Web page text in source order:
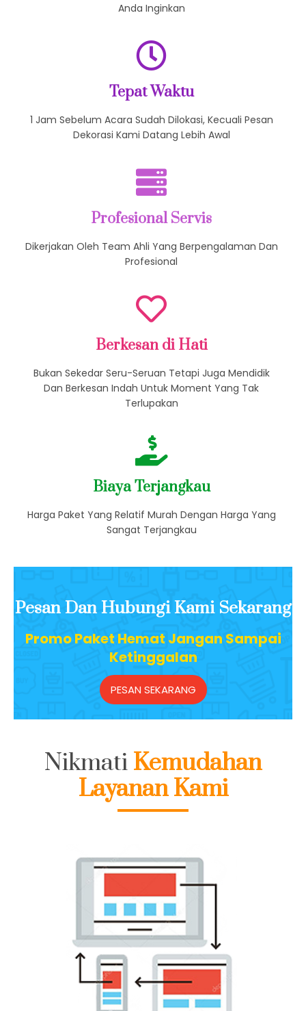
Anda Inginkan
Tepat Waktu
1 Jam Sebelum Acara Sudah Dilokasi, Kecuali Pesan
Dekorasi Kami Datang Lebih Awal
Profesional Servis
Dikerjakan Oleh Team Ahli Yang Berpengalaman Dan
Profesional
Berkesan di Hati
Bukan Sekedar Seru-Seruan Tetapi Juga Mendidik
Dan Berkesan Indah Untuk Moment Yang Tak
Terlupakan
Biaya Terjangkau
Harga Paket Yang Relatif Murah Dengan Harga Yang
Sangat Terjangkau
Pesan Dan Hubungi Kami Sekarang
Promo Paket Hemat Jangan Sampai
Ketinggalan
PESAN SEKARANG
Nikmati Kemudahan
Layanan Kami